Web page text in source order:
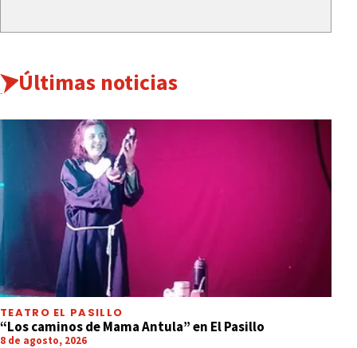
Últimas noticias
TEATRO EL PASILLO
“Los caminos de Mama Antula” en El Pasillo
8 de agosto, 2026